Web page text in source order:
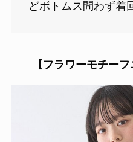
どボトムス問わず
【フラワーモチー